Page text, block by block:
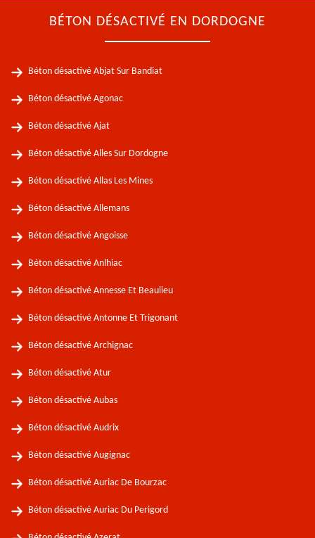
BÉTON DÉSACTIVÉ EN DORDOGNE
Béton désactivé Abjat Sur Bandiat
Béton désactivé Agonac
Béton désactivé Ajat
Béton désactivé Alles Sur Dordogne
Béton désactivé Allas Les Mines
Béton désactivé Allemans
Béton désactivé Angoisse
Béton désactivé Anlhiac
Béton désactivé Annesse Et Beaulieu
Béton désactivé Antonne Et Trigonant
Béton désactivé Archignac
Béton désactivé Atur
Béton désactivé Aubas
Béton désactivé Audrix
Béton désactivé Augignac
Béton désactivé Auriac De Bourzac
Béton désactivé Auriac Du Perigord